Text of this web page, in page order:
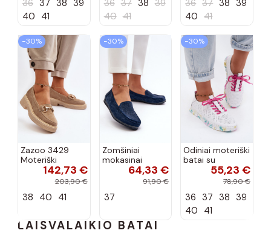
36 37 38 39
40 41
36 37 38 39
40 41
36 37 38 39
40 41
−30%
Zazoo 3429
Moteriški
zomšiniai
mokasinai su
smėlio spalvos
142,73 €
203,90 €
38 40 41
−30%
Zomšiniai
mokasinai
tamsiai mėlynos
spalvos S.Barski
64,33 €
91,90 €
37
−30%
Odiniai moteriški
batai su
raišteliais baltos
spalvos Cadiz
55,23 €
78,90 €
36 37 38 39
40 41
LAISVALAIKIO BATAI